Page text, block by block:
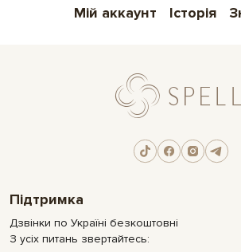
Мій аккаунт Історія
Підтримка
Дзвінки по Україні безкоштовні
З усіх питань звертайтесь: